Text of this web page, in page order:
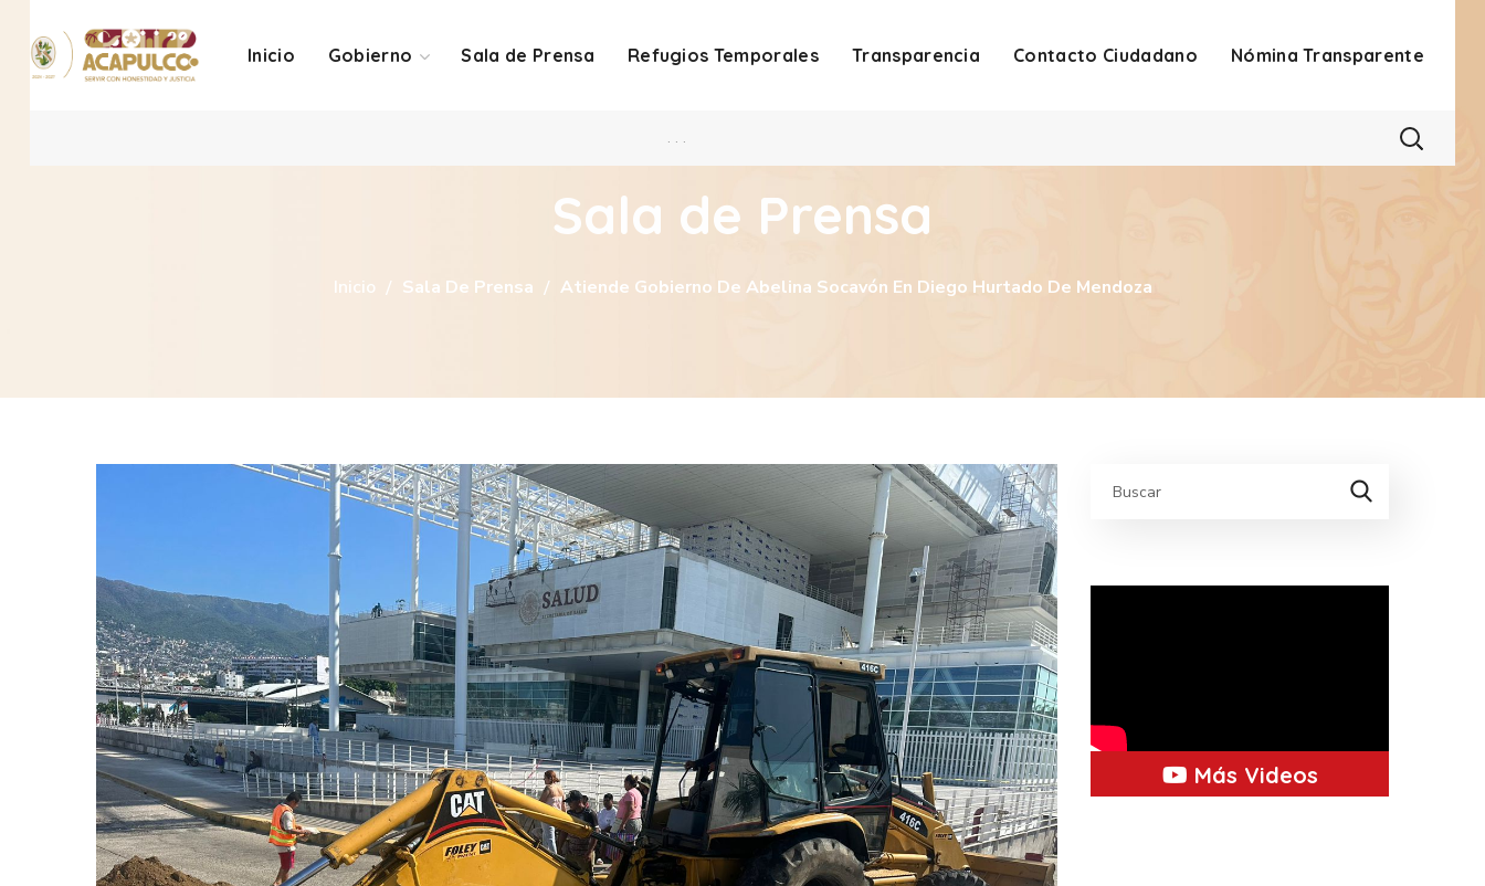
Inicio Gobierno Sala de Prensa Refugios Temporales Transparencia Contacto Ciudadano Nómina Transparente
. . .
Sala de Prensa
Inicio Sala De Prensa Atiende Gobierno De Abelina Socavón En Diego Hurtado De Mendoza
Más Videos